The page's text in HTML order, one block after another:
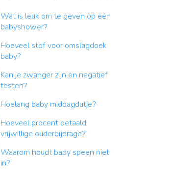
Wat is leuk om te geven op een
babyshower?
Hoeveel stof voor omslagdoek
baby?
Kan je zwanger zijn en negatief
testen?
Hoelang baby middagdutje?
Hoeveel procent betaald
vrijwillige ouderbijdrage?
Waarom houdt baby speen niet
in?